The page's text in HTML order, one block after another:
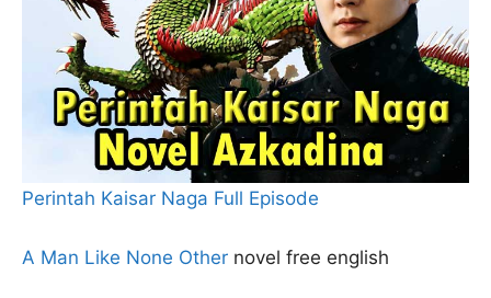
Perintah Kaisar Naga Full Episode
A Man Like None Other novel free english